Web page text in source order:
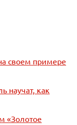
своем примере
научат, как
«Золотое